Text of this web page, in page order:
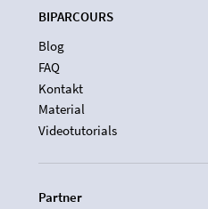
BIPARCOURS
Blog
FAQ
Kontakt
Material
Videotutorials
Partner